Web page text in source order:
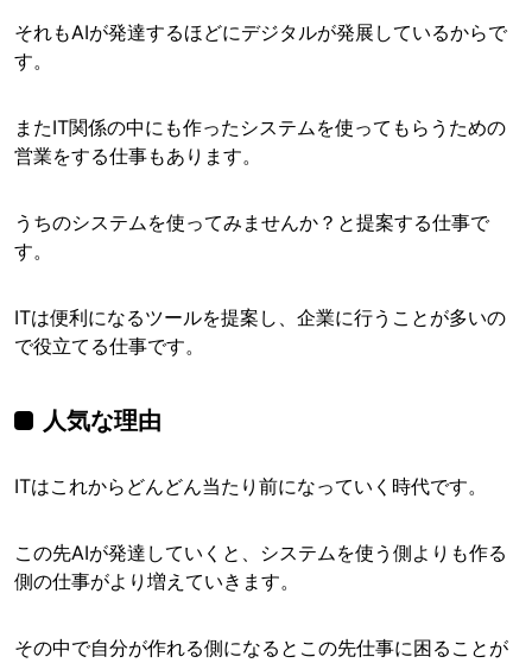
それもAIが発達するほどにデジタルが発展しているからで
す。
またIT関係の中にも作ったシステムを使ってもらうための
営業をする仕事もあります。
うちのシステムを使ってみませんか？と提案する仕事で
す。
ITは便利になるツールを提案し、企業に行うことが多いの
で役立てる仕事です。
人気な理由
ITはこれからどんどん当たり前になっていく時代です。
この先AIが発達していくと、システムを使う側よりも作る
側の仕事がより増えていきます。
その中で自分が作れる側になるとこの先仕事に困ることが